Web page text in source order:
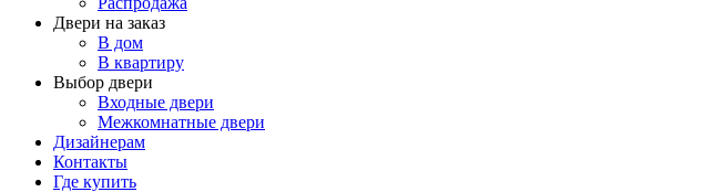
Двери на заказ
В дом
В квартиру
Выбор двери
Входные двери
Межкомнатные двери
Дизайнерам
Контакты
Где купить